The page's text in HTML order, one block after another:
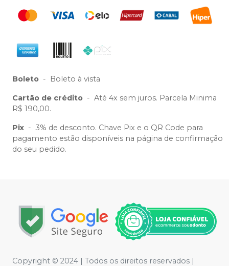
Boleto - Boleto à vista
Cartão de crédito - Até 4x sem juros. Parcela Minima
R$ 190,00.
Pix - 3% de desconto. Chave Pix e o QR Code para
pagamento estão disponíveis na página de confirmação
do seu pedido.
Copyright © 2024 | Todos os direitos reservados |